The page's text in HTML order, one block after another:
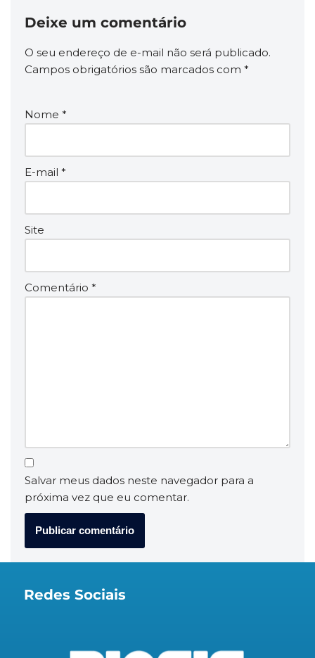
Deixe um comentário
O seu endereço de e-mail não será publicado.
Campos obrigatórios são marcados com *
Nome *
E-mail *
Site
Comentário *
Salvar meus dados neste navegador para a
próxima vez que eu comentar.
Redes Sociais